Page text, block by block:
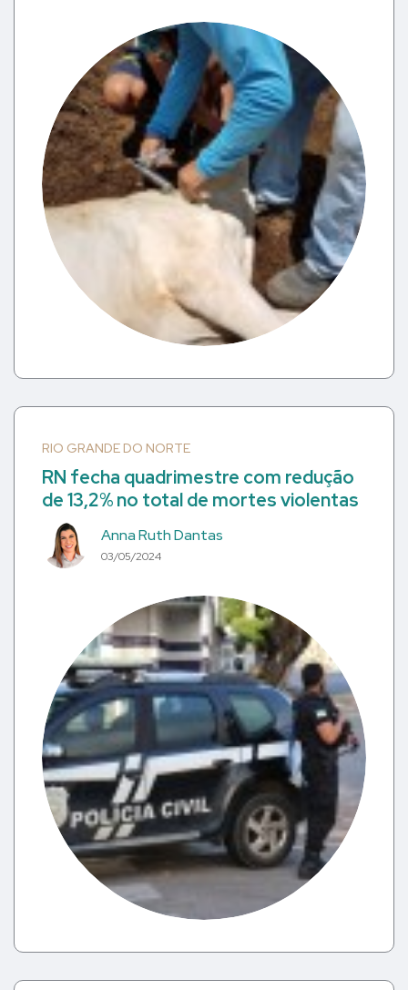
RIO GRANDE DO NORTE
RN fecha quadrimestre com redução
de 13,2% no total de mortes violentas
Anna Ruth Dantas
03/05/2024